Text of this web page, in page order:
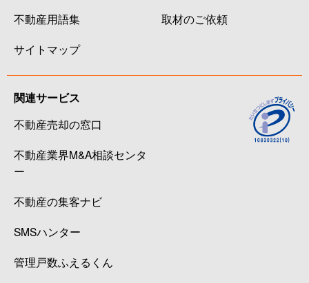
不動産用語集
サイトマップ
取材のご依頼
関連サービス
不動産売却の窓口
不動産業界M&A相談センタ
ー
不動産の集客ナビ
SMSハンター
管理戸数ふえるくん